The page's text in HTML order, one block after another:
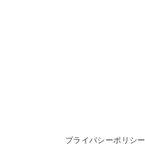
プライバシーポリシー